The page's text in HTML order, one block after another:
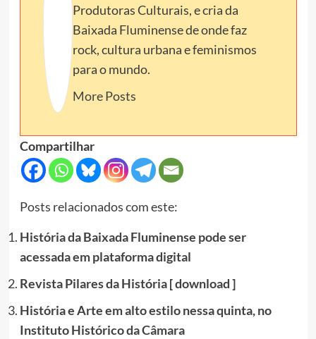
Produtoras Culturais, e cria da
Baixada Fluminense de onde faz
rock, cultura urbana e feminismos
para o mundo.
More Posts
Compartilhar
Posts relacionados com este:
História da Baixada Fluminense pode ser
acessada em plataforma digital
Revista Pilares da História [ download ]
História e Arte em alto estilo nessa quinta, no
Instituto Histórico da Câmara